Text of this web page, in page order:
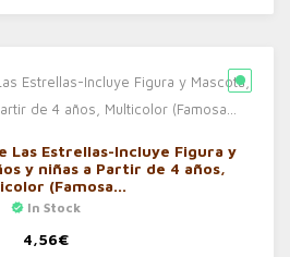
Las Estrellas-Incluye Figura y
y niñas a Partir de 4 años,
(Famosa…
In Stock
4,56€